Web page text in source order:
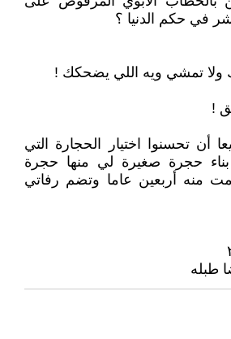
في حكم الدنيا ؟
ولا تمشي ويه اللي يضحكك !
!
أن تحسنوا اختيار الحجارة التي
حجرة صغيرة لي منها حجرة
منه أربعين عاما وتضم رفاتي
طبله